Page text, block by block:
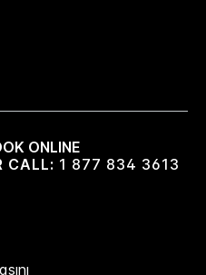
ONLINE
CALL: 1 877 834 3613